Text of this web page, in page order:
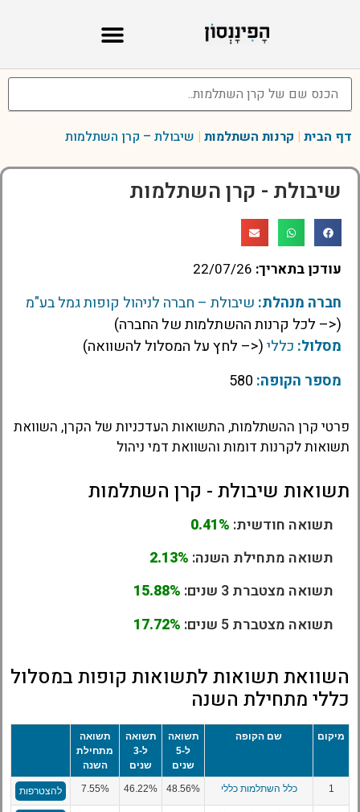
דף הבית | קרנות השתלמות | שיבולת – קרן השתלמות
שיבולת - קרן השתלמות
עודכן בתאריך: 22/07/26
חברה מנהלת: שיבולת – חברה לניהול קופות גמל בע"מ
(<– לכל קרנות ההשתלמות של החברה)
מסלול: כללי(<– לחץ על המסלול להשוואה)
מספר הקופה:
פרטי קרן ההשתלמות, התשואות העדכניות של הקרן, השוואת
תשואות לקרנות דומות והשוואת דמי ניהול
תשואות שיבולת - קרן השתלמות
תשואה חודשית: 0.41%
תשואה מתחילת השנה: 2.13%
תשואה מצטברת 3 שנים:
15.88%
תשואה מצטברת 5 שנים:
17.72%
השוואת תשואות לתשואות קופות במסלול
כללי מתחילת השנה
מיקום שם הקופה
תשואה
ל-5
שנים
תשואה
ל-3
שנים
תשואה
מתחילת
השנה
1 כלל השתלמות כללי 48.56%
46.22%
7.55% להצטרפות